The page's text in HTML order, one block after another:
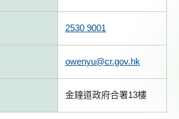
2530 9001
owenyu@cr.gov.hk
金鐘道政府合署13樓